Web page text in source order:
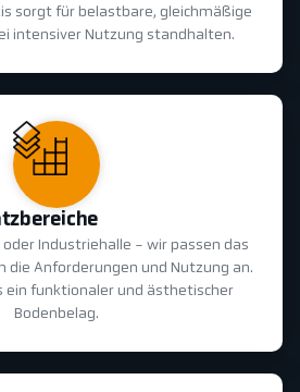
sorgt für belastbare, gleichmäßige
intensiver Nutzung standhalten.
oder Industriehalle - wir passen das
die Anforderungen und Nutzung an.
funktionaler und ästhetischer
Bodenbelag.